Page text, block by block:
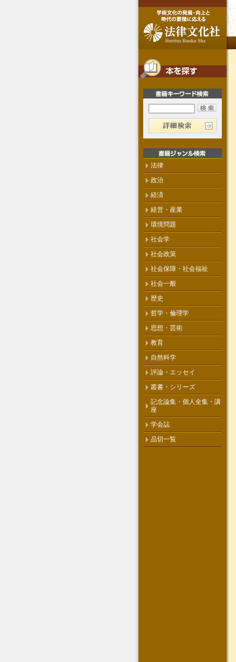
法律
政治
経済
経営・産業
環境問題
社会学
社会政策
社会保障・社会福祉
社会一般
歴史
哲学・倫理学
思想・芸術
教育
自然科学
評論・エッセイ
叢書・シリーズ
記念論集・個人全集・講
座
学会誌
品切一覧